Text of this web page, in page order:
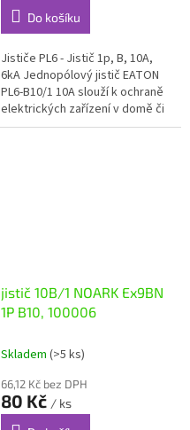
Do košíku
Jističe PL6 - Jistič 1p, B, 10A,
6kA Jednopólový jistič EATON
PL6-B10/1 10A slouží k ochraně
elektrických zařízení v domě či
bytě před zkratem do...
jistič 10B/1 NOARK Ex9BN
1P B10, 100006
Skladem (>5 ks)
66,12 Kč bez DPH
80 Kč / ks